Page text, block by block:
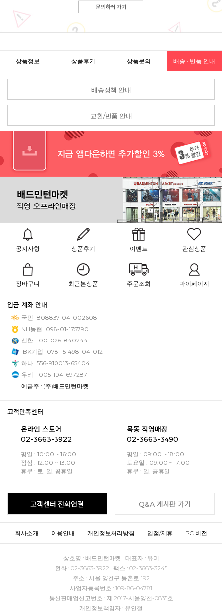
상품정보 상품후기 상품문의 배송 · 반품 안내
배송정책 안내
교환/반품 안내
공지사항 상품후기 이벤트 관심상품
장바구니 최근본상품 주문조회 마이페이지
입금 계좌 안내
국민 808837-04-002608
NH농협
098-01-175790
신한 100-026-840244
IBK기업
078-151498-04-012
하나 556-910013-65404
우리 1005-104-697287
예금주 : (주)배드민턴마켓
고객만족센터
온라인 스토어
02-3663-3922
평일 : 10:00 ~ 16:00
점심 : 12:00 ~ 13:00
휴무 : 토, 일, 공휴일
목동 직영매장
02-3663-3490
평일 : 09:00 ~ 18:00
토요일 : 09:00 ~ 17:00
휴무 : 일, 공휴일
고객센터 전화연결 Q&A 게시판 가기
회사소개 이용안내 개인정보처리방침 입점/제휴 PC 버전
상호명 : 배드민턴마켓 대표자 : 유미
전화 : 02-3663-3922 팩스 : 02-3663-3245
주소 : 서울 양천구 등촌로 192
사업자등록번호 : 109-86-04781
통신판매업신고번호 : 제 2017-서울양천-0835호
개인정보책임자 : 유인철